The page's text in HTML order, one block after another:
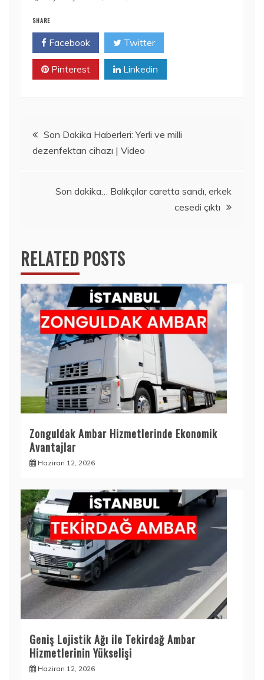
SHARE
Facebook Twitter
Pinterest Linkedin
Yazı
gezinmesi
Son Dakika Haberleri: Yerli ve milli
dezenfektan cihazı | Video
Son dakika… Balıkçılar caretta sandı, erkek
cesedi çıktı
RELATED POSTS
Zonguldak Ambar Hizmetlerinde Ekonomik
Avantajlar
Haziran 12, 2026
Geniş Lojistik Ağı ile Tekirdağ Ambar
Hizmetlerinin Yükselişi
Haziran 12, 2026